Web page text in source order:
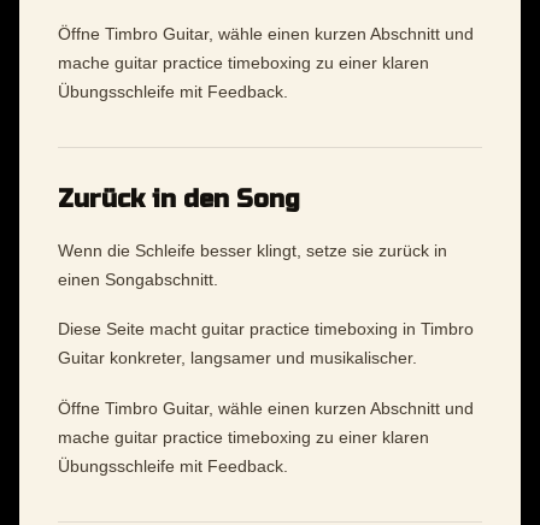
Öffne Timbro Guitar, wähle einen kurzen Abschnitt und
mache guitar practice timeboxing zu einer klaren
Übungsschleife mit Feedback.
Zurück in den Song
Wenn die Schleife besser klingt, setze sie zurück in
einen Songabschnitt.
Diese Seite macht guitar practice timeboxing in Timbro
Guitar konkreter, langsamer und musikalischer.
Öffne Timbro Guitar, wähle einen kurzen Abschnitt und
mache guitar practice timeboxing zu einer klaren
Übungsschleife mit Feedback.